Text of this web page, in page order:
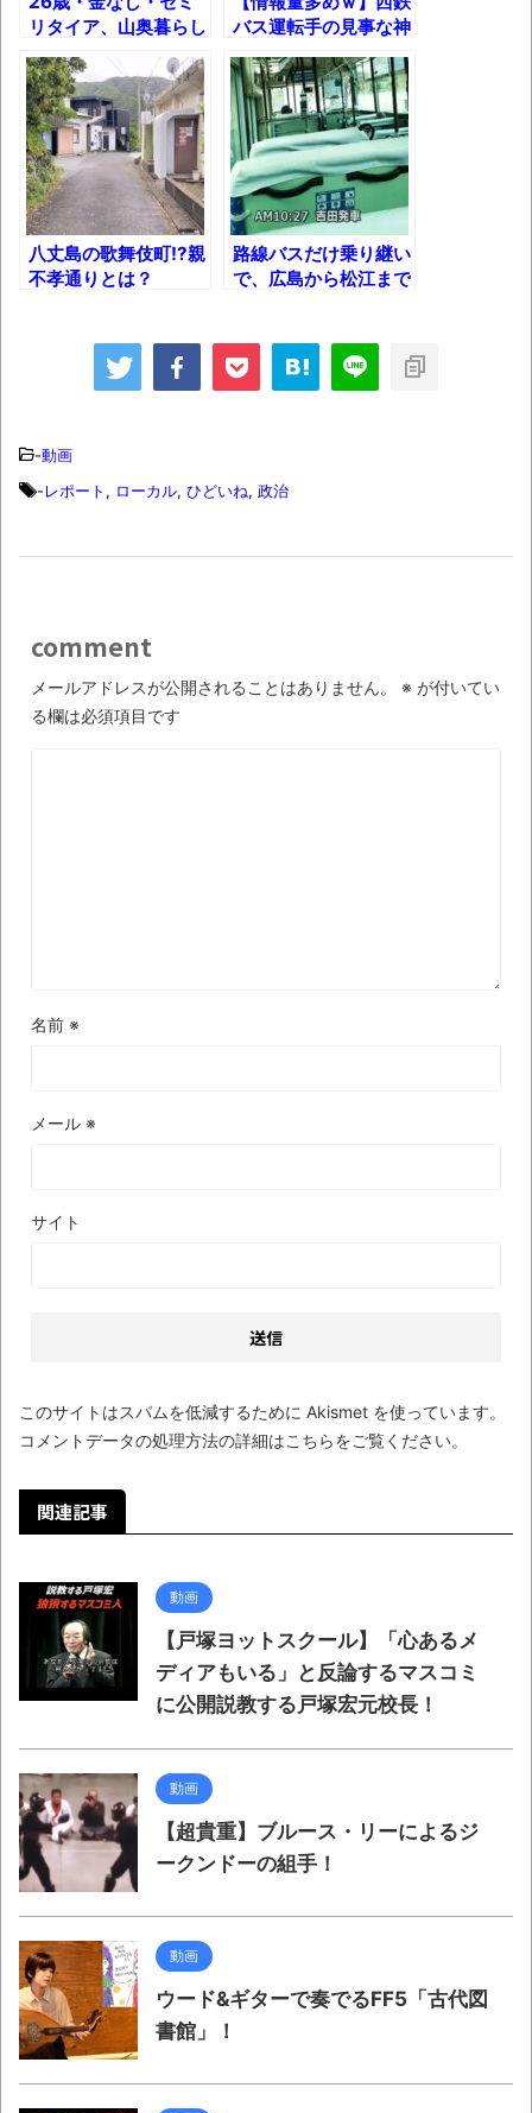
長野県のなめこのデカさが規格外だったｗ
ｗ
新装版「ご冗談でしょう、ファインマンさ
ん（上）（下）」発売
【画像】整形で2400万円超えの美女、水着
グラビアに挑戦
歴ログは10周年ですがnoteに引っ越します
進撃の巨人シーズン7 ファイナルシーズンの
集でほとんど紹介されなかったJリーグ…なら
ば自分たちで紹介だ！
【衝撃】道志村の骨や服、沢の上流から流
オーストラリアの男性飛行家 太平洋横断
【中国】パトカーの前で好演技www当たり
wwwwwwwwwwww
Powered by livedoor 相互RSS
リタイア、山奥暮らし
のルーティン
バス運転手の見事な神
対応！
八丈島の歌舞伎町!?親
不孝通りとは？
路線バスだけ乗り継い
で、広島から松江まで
-動画
-レポート , ローカル, ひどいね, 政治
comment
メールアドレスが公開されることはありません。 ※ が付いてい
る欄は必須項目です
名前 ※
メール ※
サイト
このサイトはスパムを低減するために Akismet を使っています。
コメントデータの処理方法の詳細はこちらをご覧ください。
関連記事
動画
【戸塚ヨットスクール】「心あるメ
ディアもいる」と反論するマスコミ
に公開説教する戸塚宏元校長！
動画
【超貴重】ブルース・リーによるジ
ークンドーの組手！
動画
ウード&ギターで奏でるFF5「古代図
書館」！